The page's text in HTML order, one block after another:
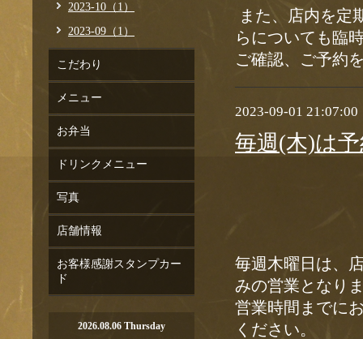
また、店内を定
らについても臨
ご確認、ご予約
2023-09-01 21:07:00
毎週(木)は
毎週木曜日は、
みの営業となり
営業時間までに
ください。
2023-10（1）
2023-09（1）
こだわり
メニュー
お弁当
ドリンクメニュー
写真
店舗情報
お客様感謝スタンプカー
ド
2026.08.06 Thursday